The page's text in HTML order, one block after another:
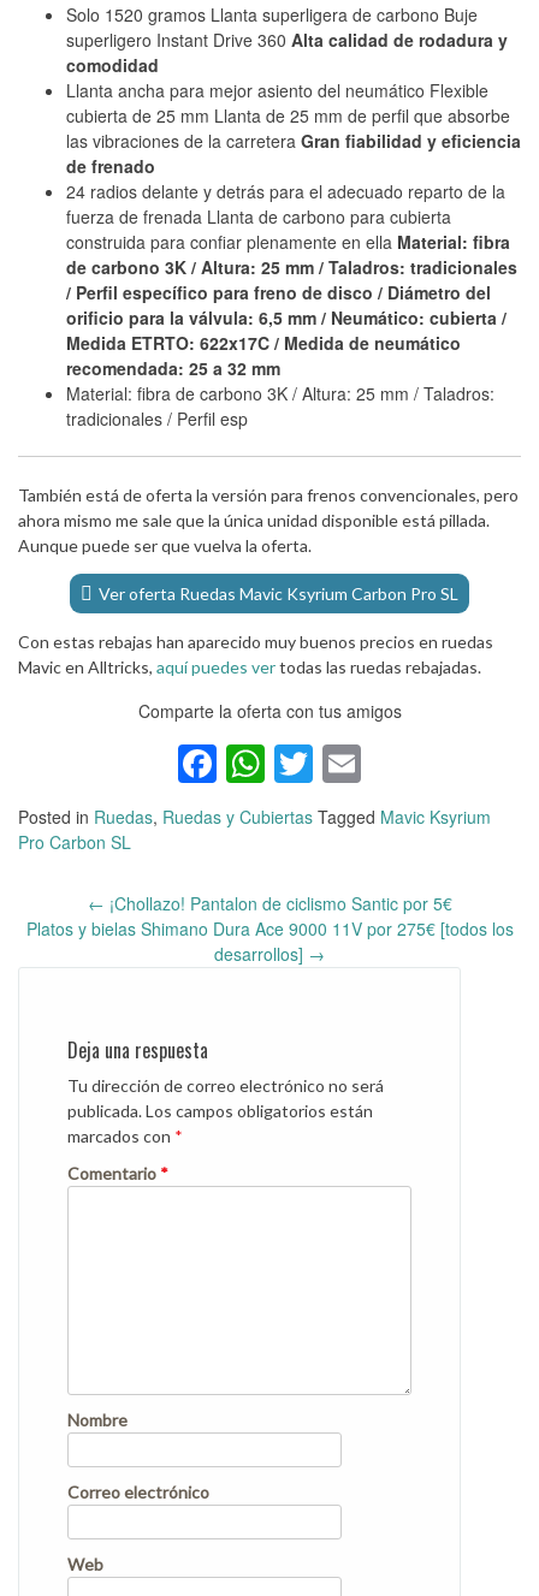
Solo 1520 gramos Llanta superligera de carbono Buje
superligero Instant Drive 360 Alta calidad de rodadura y
comodidad
Llanta ancha para mejor asiento del neumático Flexible
cubierta de 25 mm Llanta de 25 mm de perfil que absorbe
las vibraciones de la carretera Gran fiabilidad y eficiencia
de frenado
24 radios delante y detrás para el adecuado reparto de la
fuerza de frenada Llanta de carbono para cubierta
construida para confiar plenamente en ella Material: fibra
de carbono 3K / Altura: 25 mm / Taladros: tradicionales
/ Perfil específico para freno de disco / Diámetro del
orificio para la válvula: 6,5 mm / Neumático: cubierta /
Medida ETRTO: 622x17C / Medida de neumático
recomendada: 25 a 32 mm
Material: fibra de carbono 3K / Altura: 25 mm / Taladros:
tradicionales / Perfil esp
También está de oferta la versión para frenos convencionales, pero
ahora mismo me sale que la única unidad disponible está pillada.
Aunque puede ser que vuelva la oferta.
Ver oferta Ruedas Mavic Ksyrium Carbon Pro SL
Con estas rebajas han aparecido muy buenos precios en ruedas
Mavic en Alltricks, aquí puedes vertodas las ruedas rebajadas.
Comparte la oferta con tus amigos
Facebook
WhatsApp
Twitter
Posted in Ruedas, Ruedas y Cubiertas Tagged Mavic Ksyrium
Pro Carbon SL
Post
← ¡Chollazo! Pantalon de ciclismo Santic por 5€
Platos y bielas Shimano Dura Ace 9000 11V por 275€ [todos los
desarrollos] →
Deja una respuesta
Tu dirección de correo electrónico no será
publicada.Los campos obligatorios están
marcados con *
Comentario *
Nombre
Correo electrónico
Web